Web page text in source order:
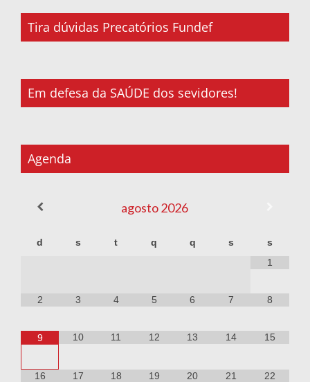
Tira dúvidas Precatórios Fundef
Em defesa da SAÚDE dos sevidores!
Agenda
agosto2026
d s t q q s
s
1
2 3 4 5 6 7 8
9 10 11 12 13 14 15
16 17 18 19 20 21 22